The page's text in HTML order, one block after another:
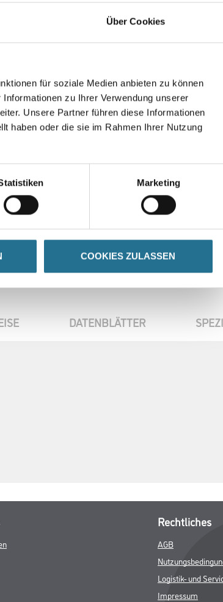
Über Cookies
für soziale Medien anbieten zu können
zu Ihrer Verwendung unserer
Unsere Partner führen diese Informationen
haben oder die sie im Rahmen Ihrer Nutzung
Marketing
COOKIES ZULASSEN
DATENBLÄTTER
Rechtliches
AGB
Logistik- und
Impressum